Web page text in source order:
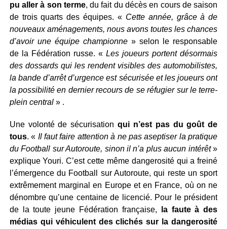
pu aller à son terme, du fait du décès en cours de saison
de trois quarts des équipes. « Cette année, grâce à de
nouveaux aménagements, nous avons toutes les chances
d’avoir une équipe championne» selon le responsable
de la Fédération russe. «Les joueurs portent désormais
des dossards qui les rendent visibles des automobilistes,
la bande d’arrêt d’urgence est sécurisée et les joueurs ont
la possibilité en dernier recours de se réfugier sur le terre-
plein central» .
Une volonté de sécurisation qui n’est pas du goût de
tous. « Il faut faire attention à ne pas aseptiser la pratique
du Football sur Autoroute, sinon il n’a plus aucun intérêt»
explique Youri. C’est cette même dangerosité qui a freiné
l’émergence du Football sur Autoroute, qui reste un sport
extrêmement marginal en Europe et en France, où on ne
dénombre qu’une centaine de licencié. Pour le président
de la toute jeune Fédération française,
la faute à des
médias qui véhiculent des clichés sur la dangerosité